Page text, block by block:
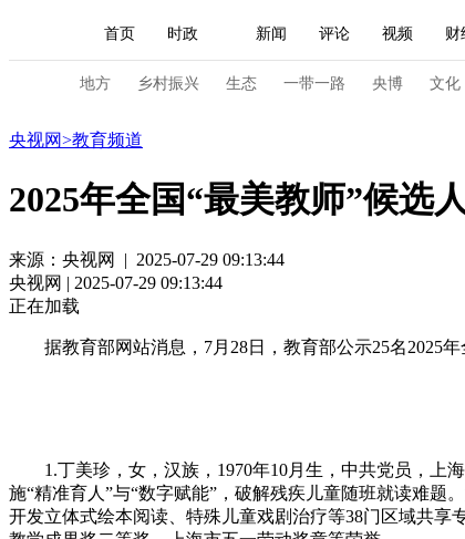
首页 时政 新闻 评论 视频 财
人民领袖习近平 中国领导人 央视快评
直播 栏目大全 节目单 听音 微视频
海外频道 iPanda English Монгол
地方 乡村振兴 生态 一带一路 央博 文化
新闻 国内 国际
人民领袖习近平
视频 小央视频 小央直播 直播中国
VIP会员 CCTV奥林匹克频道 生活体育大
财经 教育 乡村振兴 生态环境 一
央视网>教育频道
2025年全国“最美教师”候选
来源：央视网 | 2025-07-29 09:13:44
央视网 | 2025-07-29 09:13:44
正在加载
据教育部网站消息，7月28日，教育部公示25名2025年
1.丁美珍，女，汉族，1970年10月生，中共党员，上海
施“精准育人”与“数字赋能”，破解残疾儿童随班就读难题
开发立体式绘本阅读、特殊儿童戏剧治疗等38门区域共